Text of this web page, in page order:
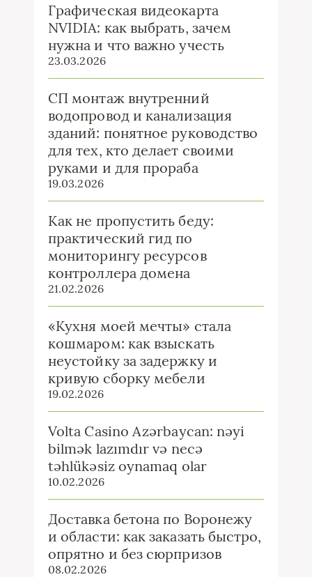
Графическая видеокарта
NVIDIA: как выбрать, зачем
нужна и что важно учесть
23.03.2026
СП монтаж внутренний
водопровод и канализация
зданий: понятное руководство
для тех, кто делает своими
руками и для прораба
19.03.2026
Как не пропустить беду:
практический гид по
мониторингу ресурсов
контроллера домена
21.02.2026
«Кухня моей мечты» стала
кошмаром: как взыскать
неустойку за задержку и
кривую сборку мебели
19.02.2026
Volta Casino Azərbaycan: nəyi
bilmək lazımdır və necə
təhlükəsiz oynamaq olar
10.02.2026
Доставка бетона по Воронежу
и области: как заказать быстро,
опрятно и без сюрпризов
08.02.2026